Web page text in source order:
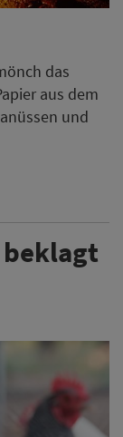
das
aus dem
und